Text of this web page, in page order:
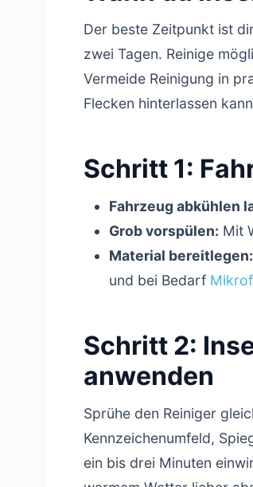
Der beste Zeitpunkt ist
zwei Tagen. Reinige
Vermeide Reinigung in
Flecken hinterlassen
Schritt 1:
Fahrzeug abkühlen
Grob vorspülen: Mit
Material bereitlegen:
und bei Bedarf
Schritt 2:
anwenden
Sprühe den Reiniger
Kennzeichenumfeld,
ein bis drei Minuten